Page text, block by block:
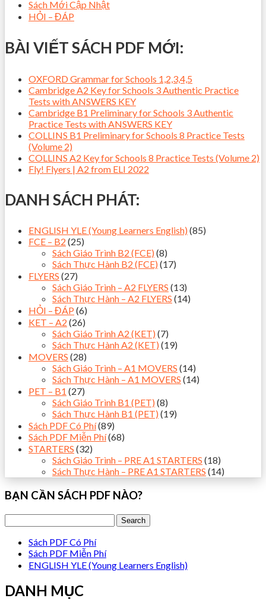
Sách Mới Cập Nhật
HỎI – ĐÁP
BÀI VIẾT SÁCH PDF MỚI:
OXFORD Grammar for Schools 1,2,3,4,5
Cambridge A2 Key for Schools 3 Authentic Practice
Tests with ANSWERS KEY
Cambridge B1 Preliminary for Schools 3 Authentic
Practice Tests with ANSWERS KEY
COLLINS B1 Preliminary for Schools 8 Practice Tests
(Volume 2)
COLLINS A2 Key for Schools 8 Practice Tests (Volume 2)
Fly! Flyers | A2 from ELI 2022
DANH SÁCH PHÁT:
ENGLISH YLE (Young Learners English) (85)
FCE – B2 (25)
Sách Giáo Trình B2 (FCE) (8)
Sách Thực Hành B2 (FCE) (17)
FLYERS (27)
Sách Giáo Trình – A2 FLYERS (13)
Sách Thực Hành – A2 FLYERS (14)
HỎI – ĐÁP (6)
KET – A2 (26)
Sách Giáo Trình A2 (KET) (7)
Sách Thực Hành A2 (KET) (19)
MOVERS (28)
Sách Giáo Trình – A1 MOVERS (14)
Sách Thực Hành – A1 MOVERS (14)
PET – B1 (27)
Sách Giáo Trình B1 (PET) (8)
Sách Thực Hành B1 (PET) (19)
Sách PDF Có Phí(89)
Sách PDF Miễn Phí(68)
STARTERS (32)
Sách Giáo Trình – PRE A1 STARTERS (18)
Sách Thực Hành – PRE A1 STARTERS (14)
BẠN CẦN SÁCH PDF NÀO?
Sách PDF Có Phí
Sách PDF Miễn Phí
ENGLISH YLE (Young Learners English)
DANH MỤC